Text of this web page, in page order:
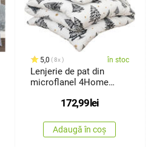
5,0 8x în stoc
Lenjerie de pat din
microflanel 4Home
cm, 70 x 80 cm
172,99 lei
Adaugă în coș